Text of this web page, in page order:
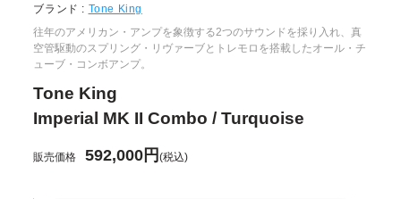
ブランド : Tone King
往年のアメリカン・アンプを象徴する2つのサウンドを採り入れ、真
空管駆動のスプリング・リヴァーブとトレモロを搭載したオール・チ
ューブ・コンボアンプ。
Tone King
Imperial MK II Combo / Turquoise
販売価格 592,000円(税込)